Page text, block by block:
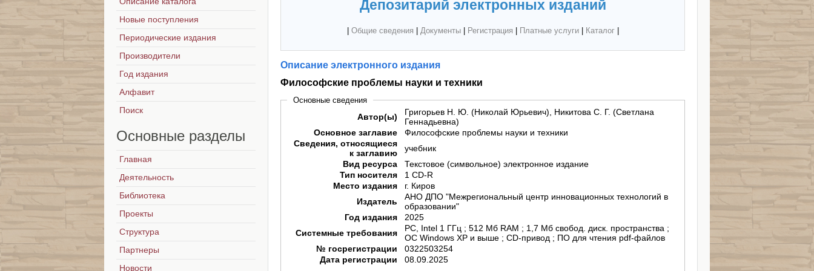
Депозитарий электронных изданий
Общие сведения Документы| Регистрация Платные услуги| Каталог|
Описание электронного издания
Философские проблемы науки и техники
Основные сведения
Автор(ы)
Григорьев Н. Ю. (Николай Юрьевич), Никитова С. Г. (Светлана
Геннадьевна)
Основное заглавие
Философские проблемы науки и техники
Сведения, относящиеся
к заглавию
учебник
Вид ресурса
Текстовое (символьное) электронное издание
Тип носителя
1 CD-R
Место издания
г. Киров
Издатель
АНО ДПО "Межрегиональный центр инновационных технологий в
образовании"
Год издания
2025
Системные требования
PC, Intel 1 ГГц ; 512 Мб RAM ; 1,7 Мб свобод. диск. пространства ;
ОС Windows XP и выше ; CD-привод ; ПО для чтения pdf-файлов
№ госрегистрации
0322503254
Дата регистрации
08.09.2025
Новые поступления
Периодические издания
Производители
Год издания
Алфавит
Поиск
Основные разделы
Главная
Деятельность
Библиотека
Проекты
Структура
Партнеры
Новости